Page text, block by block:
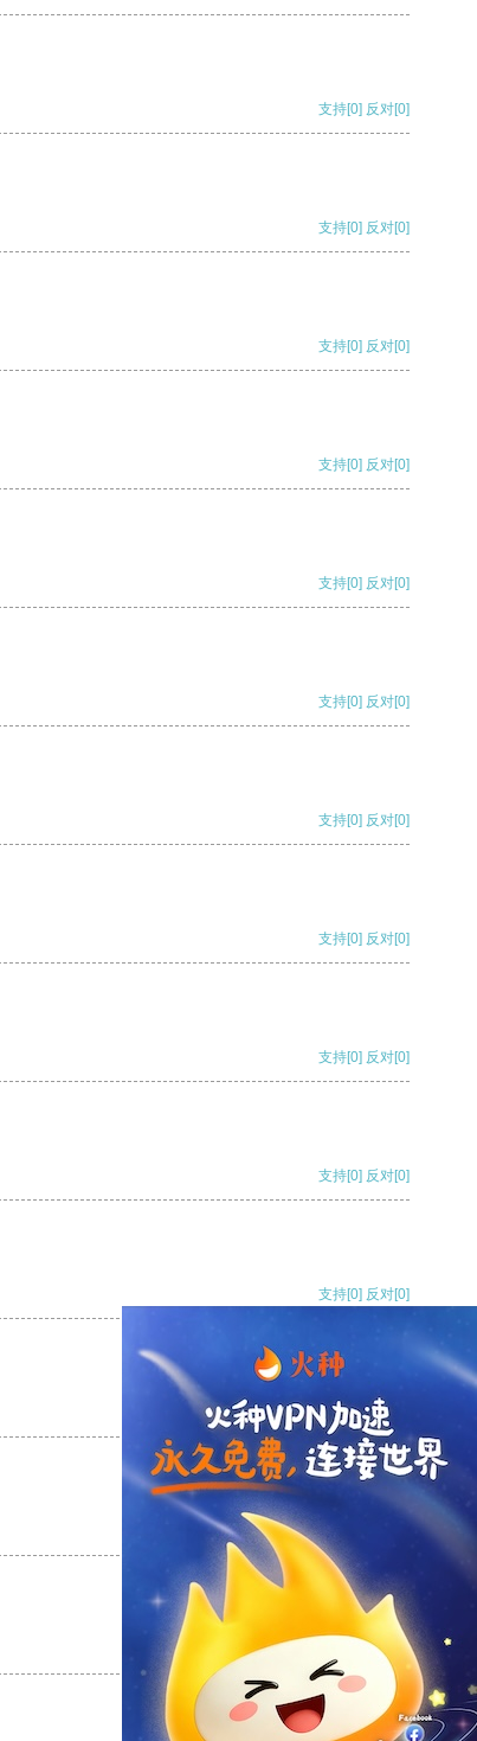
支持[0] 反对[0]
支持[0] 反对[0]
支持[0] 反对[0]
支持[0] 反对[0]
支持[0] 反对[0]
支持[0] 反对[0]
支持[0] 反对[0]
支持[0] 反对[0]
支持[0] 反对[0]
支持[0] 反对[0]
支持[0] 反对[0]
支持[0] 反对
支持
反对 [0]